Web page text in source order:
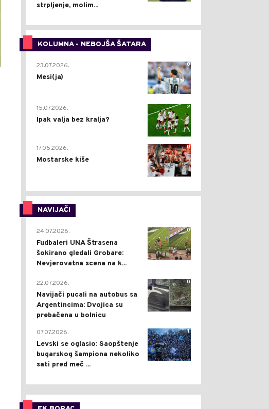
strpljenje, molim...
KOLUMNA - NEBOJŠA ŠATARA
0
23.07.2026.
Mesi(ja)
2
15.07.2026.
Ipak valja bez kralja?
0
17.05.2026.
Mostarske kiše
NAVIJAČI
0
24.07.2026.
Fudbaleri UNA Štrasena
šokirano gledali Grobare:
Nevjerovatna scena na k...
0
22.07.2026.
Navijači pucali na autobus sa
Argentincima: Dvojica su
prebačena u bolnicu
1
07.07.2026.
Levski se oglasio: Saopštenje
bugarskog šampiona nekoliko
sati pred meč ...